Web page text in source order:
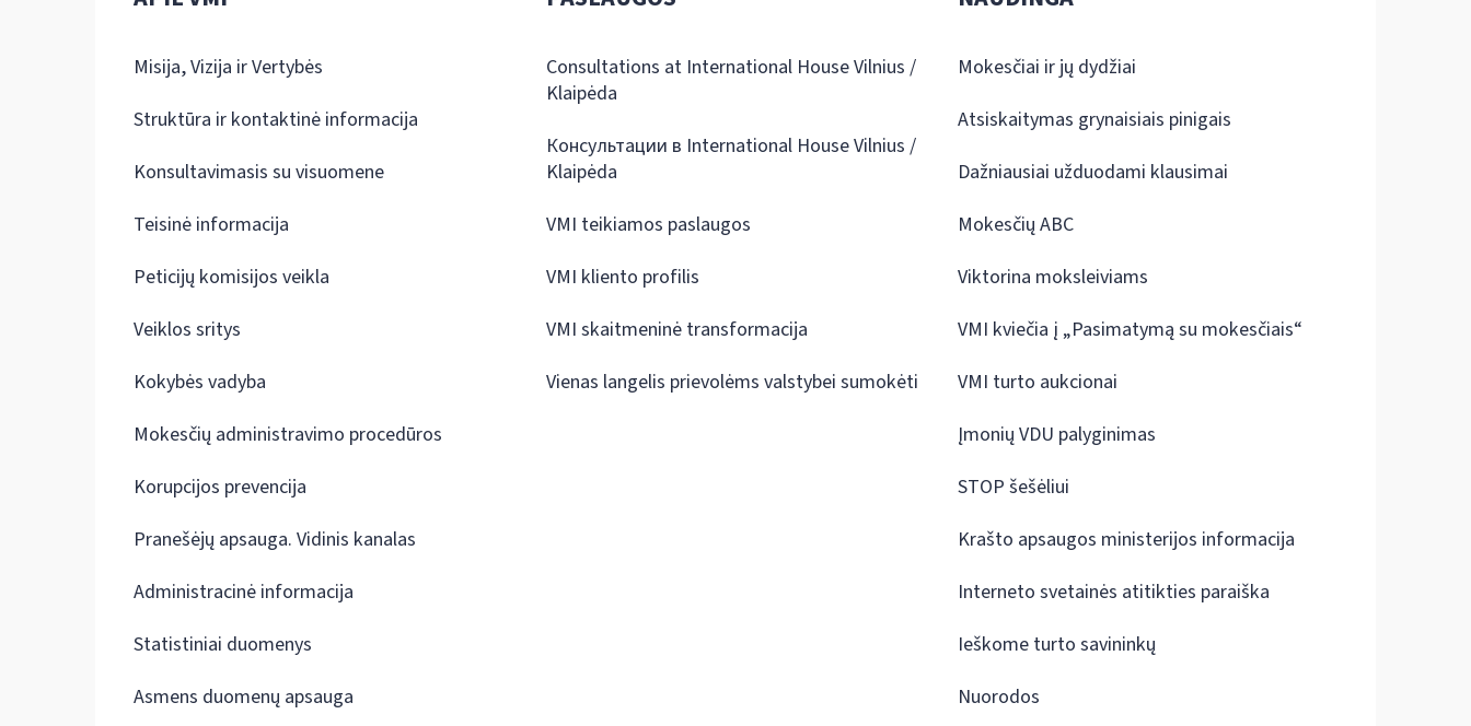
Misija, Vizija ir Vertybės
Struktūra ir kontaktinė informacija
Konsultavimasis su visuomene
Teisinė informacija
Peticijų komisijos veikla
Veiklos sritys
Kokybės vadyba
Mokesčių administravimo procedūros
Korupcijos prevencija
Pranešėjų apsauga. Vidinis kanalas
Administracinė informacija
Statistiniai duomenys
Asmens duomenų apsauga
Consultations at International House Vilnius /
Klaipėda
Консультации в International House Vilnius /
Klaipėda
VMI teikiamos paslaugos
VMI kliento profilis
VMI skaitmeninė transformacija
Vienas langelis prievolėms valstybei sumokėti
Mokesčiai ir jų dydžiai
Atsiskaitymas grynaisiais pinigais
Dažniausiai užduodami klausimai
Mokesčių ABC
Viktorina moksleiviams
VMI kviečia į „Pasimatymą su mokesčiais“
VMI turto aukcionai
Įmonių VDU palyginimas
STOP šešėliui
Krašto apsaugos ministerijos informacija
Interneto svetainės atitikties paraiška
Ieškome turto savininkų
Nuorodos